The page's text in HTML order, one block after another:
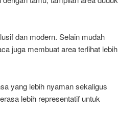
dan modern. Selain mudah
juga membuat area terlihat lebih
yang lebih nyaman sekaligus
lebih representatif untuk